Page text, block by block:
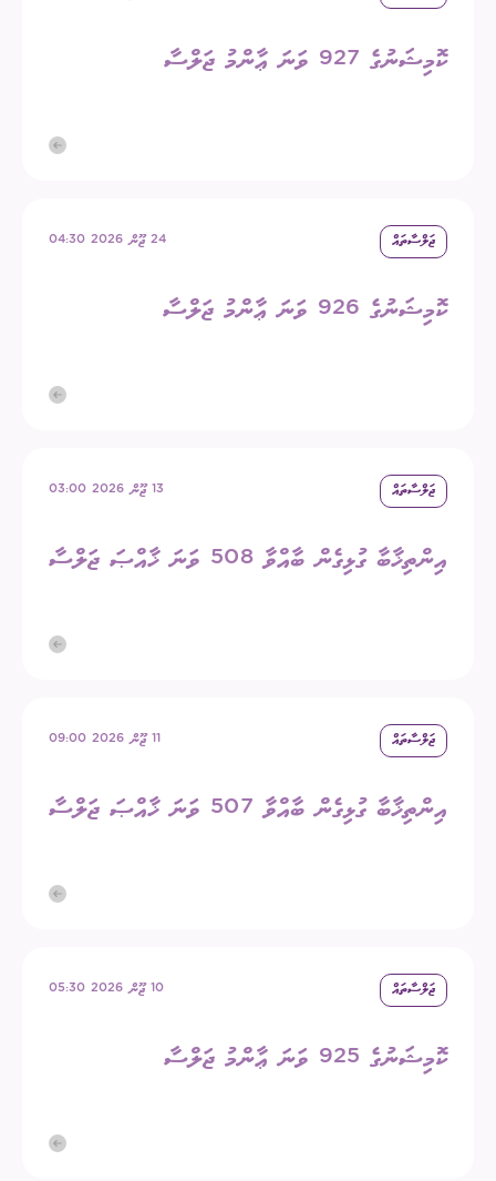
ކޮމިޝަނުގެ 927 ވަނަ ޢާންމު ޖަލްސާ
ޖަލްސާތައް 24 ޖޫން 2026 04:30
ކޮމިޝަނުގެ 926 ވަނަ ޢާންމު ޖަލްސާ
ޖަލްސާތައް 13 ޖޫން 2026 03:00
އިންތިޚާބާ ގުޅިގެން ބާއްވާ 508 ވަނަ ޚާއްޞަ ޖަލްސާ
ޖަލްސާތައް 11 ޖޫން 2026 09:00
އިންތިޚާބާ ގުޅިގެން ބާއްވާ 507 ވަނަ ޚާއްޞަ ޖަލްސާ
ޖަލްސާތައް 10 ޖޫން 2026 05:30
ކޮމިޝަނުގެ 925 ވަނަ ޢާންމު ޖަލްސާ